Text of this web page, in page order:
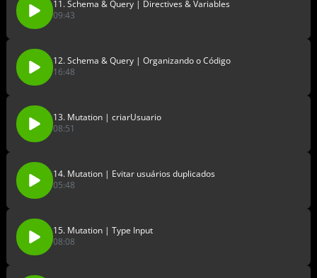
11. Schema & Query | Directives & Variables
09:43
12. Schema & Query | Organizando o Código
16:48
13. Mutation | criarUsuario
08:51
14. Mutation | Evitar usuários duplicados
05:48
15. Mutation | Type Input
08:08